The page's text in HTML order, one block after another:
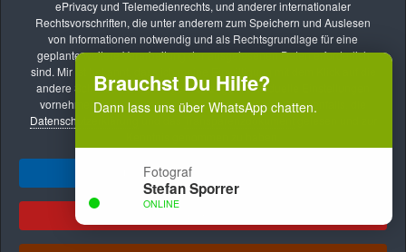
ePrivacy und Telemedienrechts, und anderer internationaler
Rechtsvorschriften, die unter anderem zum Speichern und Auslesen
von Informationen notwendig und als Rechtsgrundlage für eine
geplante weitere Verarbeitung der ausgelesenen Daten erforderlich
sind. Mir ist bekannt, dass ich meine Einwilligung mit dem Klick auf die
andere Schaltfläche verweigern oder ggf. individuelle Einstellungen
vornehmen kann. Mit meiner Handlung bestätige ich ebenfalls, die
Datenschutzerklärung
Transparenzdokument
Ja, ich gebe mein Einverständnis!
besten Licht erleben
vhs Kurse
1
Brauchst Du Hilfe?
Dann lass uns über WhatsApp chatten.
Fotograf
Stefan Sporrer
ONLINE
Impressum Datenschutzerklärung
Transparenzdokument
Datenschutz AGB
Meldestelle nach dem HinSchG
.